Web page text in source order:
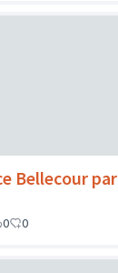
Bellecour par
0 0